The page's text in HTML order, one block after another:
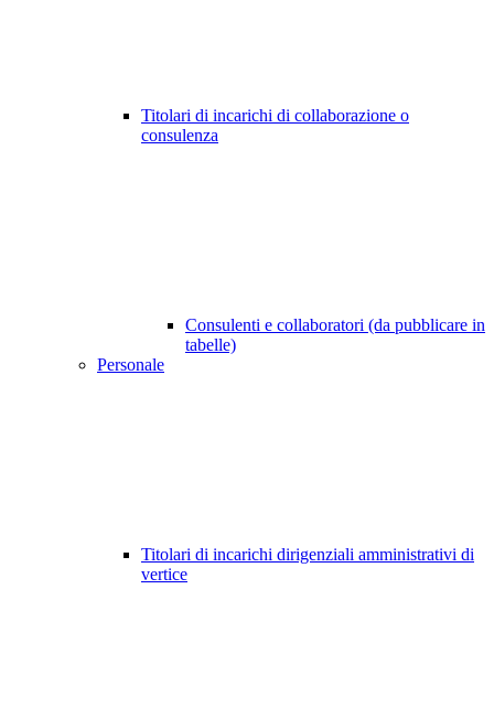
Titolari di incarichi di collaborazione o
consulenza
Consulenti e collaboratori (da pubblicare in
tabelle)
Personale
Titolari di incarichi dirigenziali amministrativi di
vertice